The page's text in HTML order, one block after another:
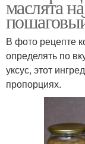
маслята
В фото рецепте
определять по
уксус, этот
пропорциях.